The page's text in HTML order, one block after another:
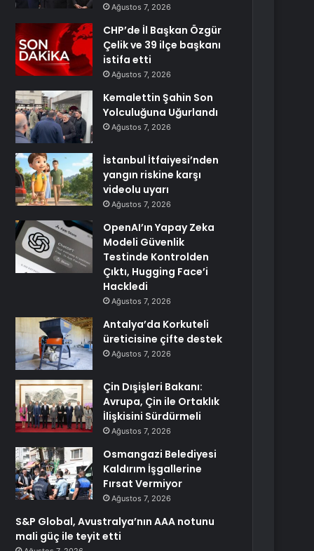
Ağustos 7, 2026
CHP’de İl Başkan Özgür
Çelik ve 39 ilçe başkanı
istifa etti
Ağustos 7, 2026
Kemalettin Şahin Son
Yolculuğuna Uğurlandı
Ağustos 7, 2026
İstanbul İtfaiyesi’nden
yangın riskine karşı
videolu uyarı
Ağustos 7, 2026
OpenAI’ın Yapay Zeka
Modeli Güvenlik
Testinde Kontrolden
Çıktı, Hugging Face’i
Hackledi
Ağustos 7, 2026
Antalya’da Korkuteli
üreticisine çifte destek
Ağustos 7, 2026
Çin Dışişleri Bakanı:
Avrupa, Çin ile Ortaklık
İlişkisini Sürdürmeli
Ağustos 7, 2026
Osmangazi Belediyesi
Kaldırım İşgallerine
Fırsat Vermiyor
Ağustos 7, 2026
S&P Global, Avustralya’nın AAA notunu
mali güç ile teyit etti